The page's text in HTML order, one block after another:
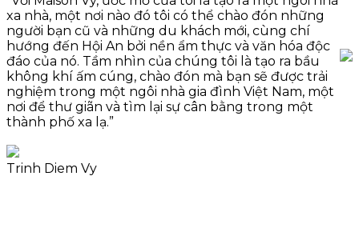
xa nhà, một nơi nào đó tôi có thể chào đón những
người bạn cũ và những du khách mới, cùng chí
hướng đến Hội An bởi nền ẩm thực và văn hóa độc
đáo của nó. Tầm nhìn của chúng tôi là tạo ra bầu
không khí ấm cúng, chào đón mà bạn sẽ được trải
nghiệm trong một ngôi nhà gia đình Việt Nam, một
nơi để thư giãn và tìm lại sự cân bằng trong một
thành phố xa lạ.”
Trinh Diem Vy